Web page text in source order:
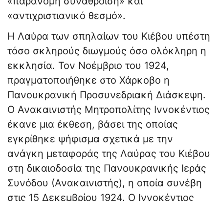
«αντιχριστιανικό θεσμό».
Η Λαύρα των σπηλαίων του Κιέβου υπέστη
τόσο σκληρούς διωγμούς όσο ολόκληρη η
εκκλησία. Τον Νοέμβριο του 1924,
πραγματοποιήθηκε στο Χάρκοβο η
Πανουκρανική Προσυνεδριακή Διάσκεψη.
Ο Ανακαινιστής Μητροπολίτης Ιννοκέντιος
έκανε μια έκθεση, βάσει της οποίας
εγκρίθηκε ψήφισμα σχετικά με την
ανάγκη μεταφοράς της Λαύρας του Κιέβου
στη δικαιοδοσία της Πανουκρανικής Ιεράς
Συνόδου (Ανακαινιστής), η οποία συνέβη
στις 15 Δεκεμβρίου 1924. Ο Ιννοκέντιος